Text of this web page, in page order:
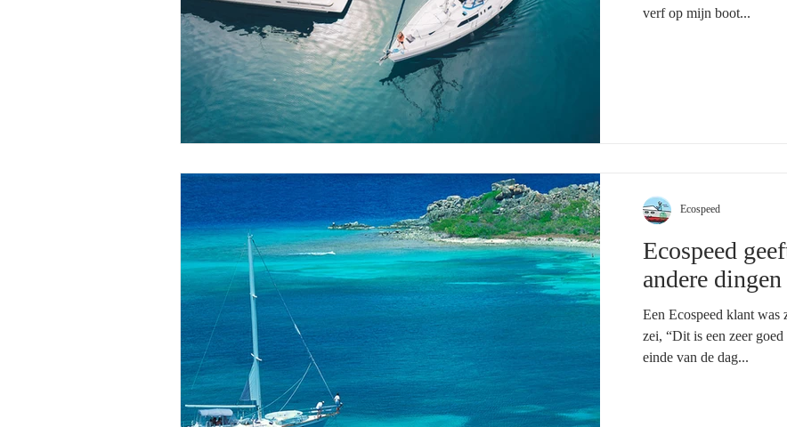
verf op mijn boot...
Ecospeed
andere
Een Ecospeed klant was
zei, “Dit is een zeer
einde van de dag...
Ecospeed